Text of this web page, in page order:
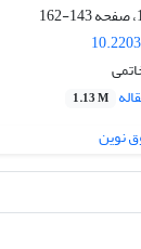
143-162
1.13 M